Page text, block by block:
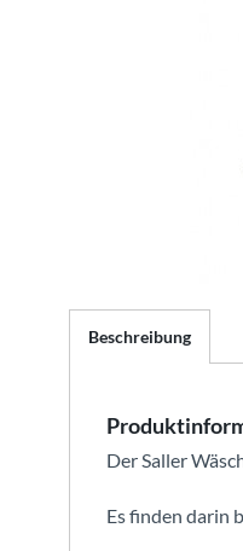
Beschreibung
Der Saller
Es finden darin